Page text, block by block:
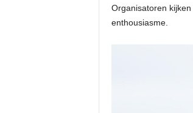
Organisatoren
enthousiasme.